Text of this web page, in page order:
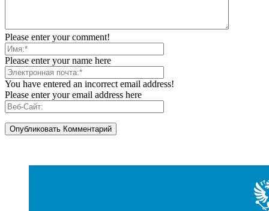
Please enter your comment!
Please enter your name here
You have entered an incorrect email address!
Please enter your email address here